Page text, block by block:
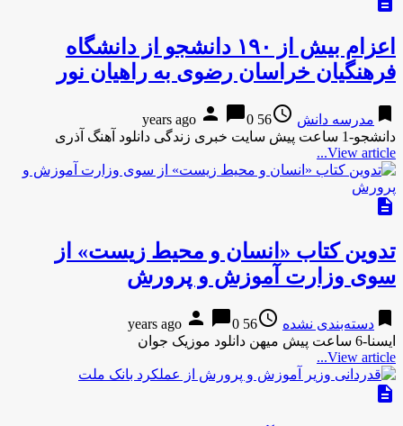
اعزام بیش از ۱۹۰ دانشجو از دانشگاه
فرهنگیان خراسان رضوی به راهیان نور
bookmark مدرسه دانش access_time
56 years ago
person chat_bubble0
دانشجو-1 ساعت پیش سایت خبری زندگی دانلود آهنگ آذری
View article...
description
تدوین کتاب «انسان و محیط زیست» از
سوی وزارت آموزش و پرورش
bookmark دسته‌بندی نشده access_time
56 years ago
person chat_bubble0
ایسنا-6 ساعت پیش میهن دانلود موزیک جوان
View article...
description